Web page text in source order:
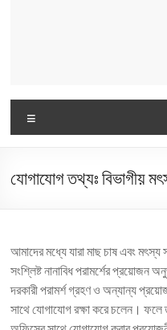
যোগাযোগ তথ্যঃ বিভাগীয়
আমাদের মধ্যে যারা মাছ চাষ এবং মৎস্য
সংশ্লিষ্ট নানাবিধ পরামর্শের
দরকারী পরামর্শ গ্রহণ ও অন্যান্য
সাথে যোগাযোগ রক্ষা করে চলেন। ফলে